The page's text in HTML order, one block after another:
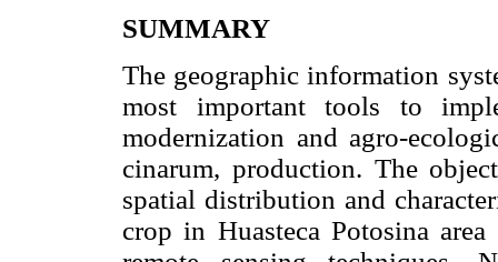
SUMMARY
The geographic information
most important tools to
modernization and agro-
cinarum, production. The
spatial distribution and
crop in Huasteca Potosina